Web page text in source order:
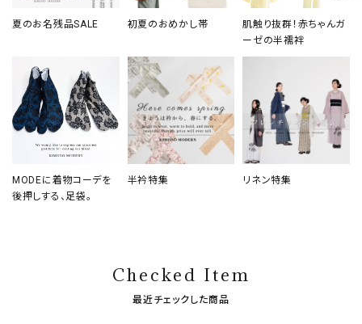
夏のお名残品SALE 初夏のおめかし帯
肌触り抜群！赤ちゃんガ
ーゼの半襦袢
MODEに着物コーデを
後押しする、足袋。
半衿特集 リネン特集
Checked Item
最近チェックした商品